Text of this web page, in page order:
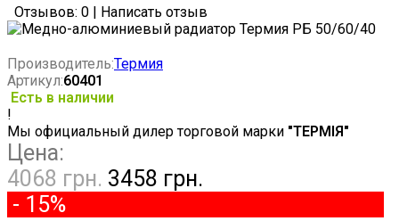
Отзывов: 0 Написать отзыв
Производитель:Термия
Артикул:60401
Есть в наличии
!
Мы официальный дилер торговой марки "ТЕРМІЯ"
Цена:
4068 грн. 3458 грн.
- 15%